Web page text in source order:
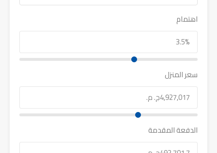
اهتمام
سعر المنزل
الدفعة المقدمة